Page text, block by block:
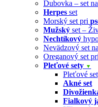
Dubovka – set na
Herpes set
Morský set pri
Mužský set –
Nechtíkový
Nevädzový set na
Oreganový set pri
Pleťové sety ▼
Pleťové
Akné set
Fialkový